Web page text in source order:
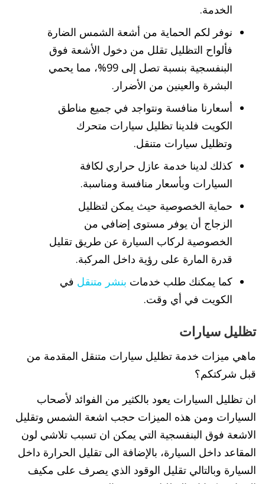
الخدمة.
نوفر لكم الحماية من أشعة الشمس الضارة
فألواح التظليل تقلل من دخول الأشعة فوق
البنفسجية بنسبة تصل إلى 99%، مما يحمي
البشرة والعينين من الأضرار.
أسعارنا منافسة ونتواجد في جميع مناطق
الكويت فلدينا تظليل سيارات متحرك
وتظليل سيارات متنقل.
كذلك لدينا خدمة عازل حراري لكافة
السيارات وبأسعار منافسة ومناسبة.
حماية الخصوصية حيث يمكن لتظليل
الزجاج أن يوفر مستوى إضافي من
الخصوصية لركاب السيارة عن طريق تقليل
قدرة المارة على رؤية داخل المركبة.
كما يمكنك طلب خدمات بنشر متنقل في
الكويت في أي وقت.
تظليل سيارات
ماهي ميزات خدمة تظليل سيارات متنقل المقدمة من
قبل شركتكم؟
ان تظليل السيارات يعود بالكثير من الفوائد لأصحاب
السيارات ومن هذه الميزات حجب اشعة الشمس وتقليل
الاشعة فوق البنفسجية التي يمكن ان تسبب تلاشي لون
المقاعد داخل السيارة، بالإضافة الى تقليل الحرارة داخل
السيارة وبالتالي تقليل الوقود الذي يصرف على مكيف